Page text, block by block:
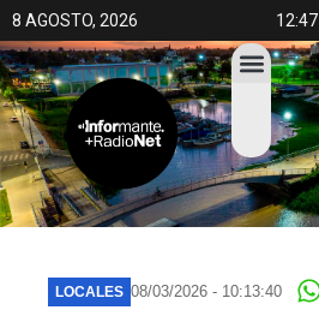
8 AGOSTO, 2026 12:47
LOCALES 08/03/2026 - 10:13:40